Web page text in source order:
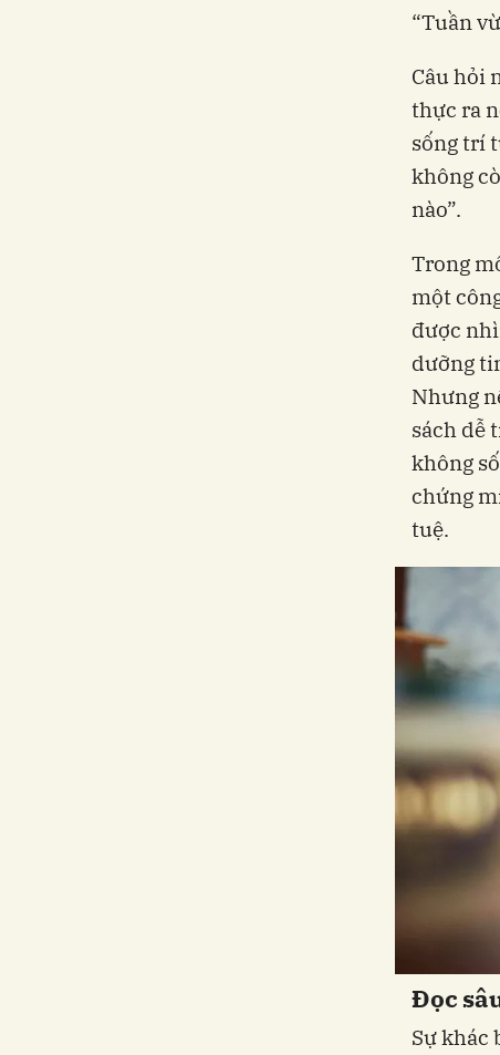
“Tuần
Câu hỏi
thực ra
sống trí
không
nào”.
Trong
một
được
dưỡng
Nhưng
sách dễ
không
chứng
tuệ.
Đọc
Sự khác